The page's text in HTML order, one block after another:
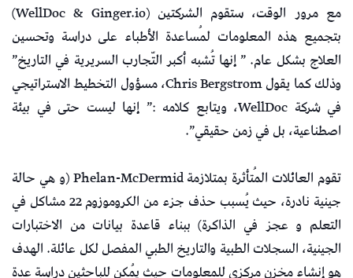
مع مرور الوقت، ستقوم الشركتين (WellDoc & Ginger.io)
بتجميع هذه المعلومات لمُساعدة الأطباء على دراسة وتحسين
العلاج بشكل عام. ” إنها تُشبه أكبر التّجارب السريرية في التاريخ”
وذلك كما يقول Chris Bergstrom، مسؤول التخطيط الاستراتيجي
في شركة WellDoc، ويتابع كلامه :” إنها ليست حتى في بيئة
اصطناعية، بل في زمن حقيقي”.
تقوم العائلات المُتأثرة بمتلازمة Phelan-McDermid (و هي حالة
جينية نادرة، حيث يُسبب حذف جزء من الكروموزوم 22 مشاكل في
التعلم و عجز في الذاكرة) ببناء قاعدة بيانات من الاختبارات
الجينية، السجلات الطبية والتاريخ الطبي المفصل لكل عائلة. الهدف
هو إنشاء مخزن مركزي للمعلومات حيث يُمكن للباحثين دراسة عدة